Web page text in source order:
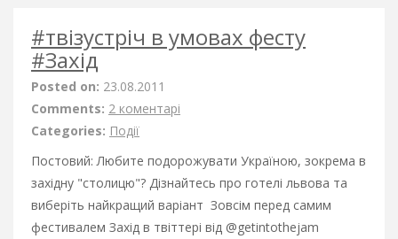
#твізустріч в умовах фесту
#Захід
Posted on: 23.08.2011
Comments: 2 коментарі
Categories: Події
Постовий: Любите подорожувати Україною, зокрема в
західну "столицю"? Дізнайтесь про готелі львова та
виберіть найкращий варіант Зовсім перед самим
фестивалем Захід в твіттері від @getintothejam